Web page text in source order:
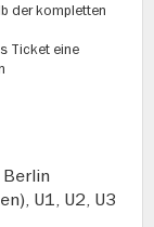
der kompletten
Ticket eine
U1, U2, U3